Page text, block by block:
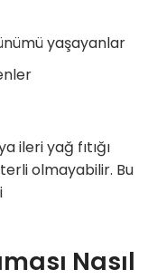
yaşayanlar
ileri yağ fıtığı
olmayabilir. Bu
Nasıl